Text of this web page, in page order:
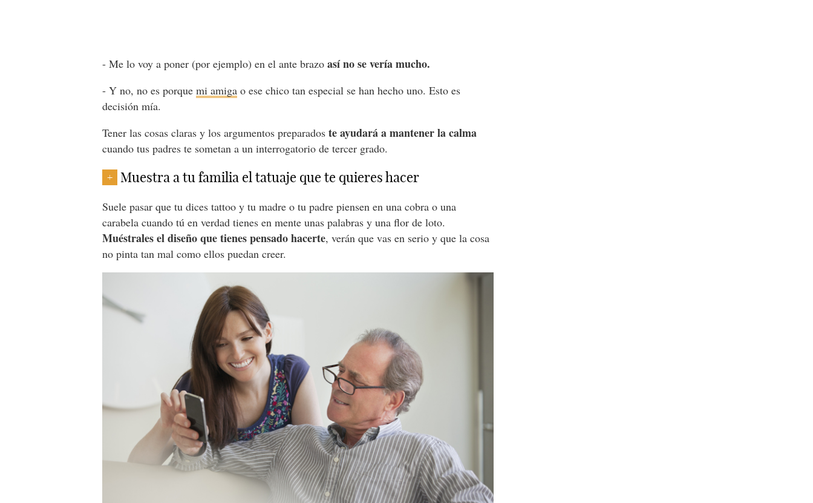
- Me lo voy a poner (por ejemplo) en el ante brazoasí no se vería mucho.
- Y no, no es porquemi amiga o ese chico tan especial se han hecho uno. Esto es
decisión mía.
Tener las cosas claras y los argumentos preparadoste ayudará a mantener la calma
cuando tus padres te sometan a un interrogatorio de tercer grado.
+ Muestra a tu familia el tatuaje que te quieres hacer
Suele pasar que tu dices tattoo y tu madre o tu padre piensen en una cobra o una
carabela cuando tú en verdad tienes en mente unas palabras y una flor de loto.
Muéstrales el diseño que tienes pensado hacerte, verán que vas en serio y que la cosa
no pinta tan mal como ellos puedan creer.